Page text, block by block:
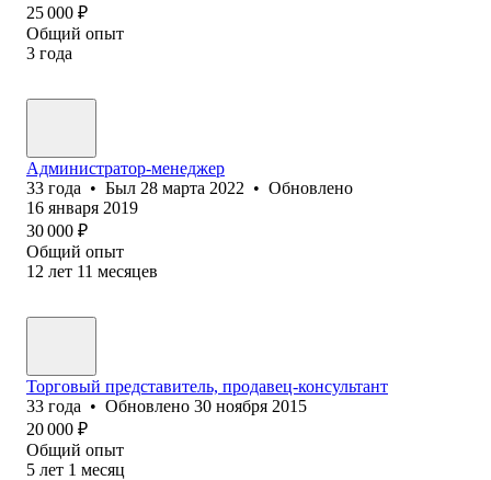
25 000 ₽
Общий опыт
3 года
Администратор-менеджер
33 года • Был 28 марта 2022 • Обновлено
16 января 2019
30 000 ₽
Общий опыт
12 лет 11 месяцев
Торговый представитель, продавец-консультант
33 года • Обновлено 30 ноября 2015
20 000 ₽
Общий опыт
5 лет 1 месяц